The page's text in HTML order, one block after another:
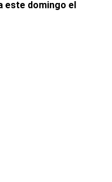
este domingo el